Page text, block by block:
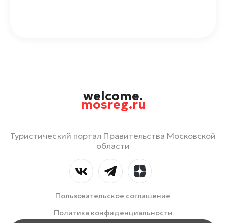
welcome.
mosreg.ru
Туристический портал Правительства Московской
области
Пользовательское соглашение
Политика конфиденциальности